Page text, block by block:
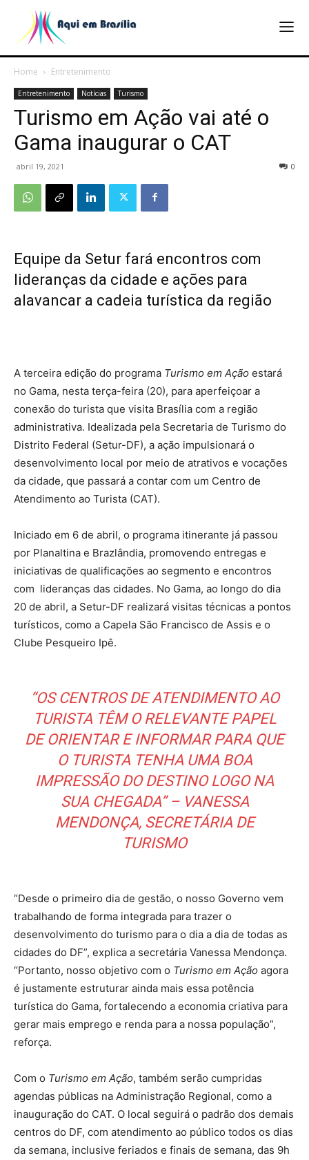
Home Entretenimento
Entretenimento Notícias Turismo
Turismo em Ação vai até o
Gama inaugurar o CAT
abril 19, 2021 0
Equipe da Setur fará encontros com
lideranças da cidade e ações para
alavancar a cadeia turística da região
A terceira edição do programa Turismo em Ação estará
no Gama, nesta terça-feira (20), para aperfeiçoar a
conexão do turista que visita Brasília com a região
administrativa. Idealizada pela Secretaria de Turismo do
Distrito Federal (Setur-DF), a ação impulsionará o
desenvolvimento local por meio de atrativos e vocações
da cidade, que passará a contar com um Centro de
Atendimento ao Turista (CAT).
Iniciado em 6 de abril, o programa itinerante já passou
por Planaltina e Brazlândia, promovendo entregas e
iniciativas de qualificações ao segmento e encontros
com lideranças das cidades. No Gama, ao longo do dia
20 de abril, a Setur-DF realizará visitas técnicas a pontos
turísticos, como a Capela São Francisco de Assis e o
Clube Pesqueiro Ipê.
“OS CENTROS DE ATENDIMENTO AO
TURISTA TÊM O RELEVANTE PAPEL
DE ORIENTAR E INFORMAR PARA QUE
O TURISTA TENHA UMA BOA
IMPRESSÃO DO DESTINO LOGO NA
SUA CHEGADA” – VANESSA
MENDONÇA, SECRETÁRIA DE
TURISMO
“Desde o primeiro dia de gestão, o nosso Governo vem
trabalhando de forma integrada para trazer o
desenvolvimento do turismo para o dia a dia de todas as
cidades do DF”, explica a secretária Vanessa Mendonça.
“Portanto, nosso objetivo com o Turismo em Ação agora
é justamente estruturar ainda mais essa potência
turística do Gama, fortalecendo a economia criativa para
gerar mais emprego e renda para a nossa população”,
reforça.
Com o Turismo em Ação, também serão cumpridas
agendas públicas na Administração Regional, como a
inauguração do CAT. O local seguirá o padrão dos demais
centros do DF, com atendimento ao público todos os dias
da semana, inclusive feriados e finais de semana, das 9h